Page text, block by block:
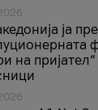
ја
на